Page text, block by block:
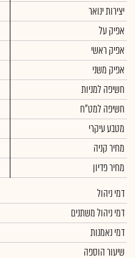
יצירות ינואר
אפיק על
אפיק ראשי
אפיק משני
חשיפה למניות
חשיפה למט"ח
מטבע עיקרי
מחיר קניה
מחיר פדיון
דמי ניהול
דמי ניהול משתנים
דמי נאמנות
שיעור הוספה